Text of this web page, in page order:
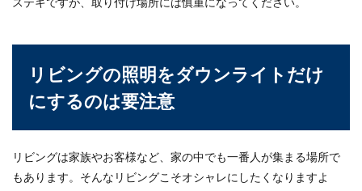
と日常生活で心がけること
冬になるとどうしても窓にできてしまう結露。結
露が発生するたびに拭き掃除をしても、永遠に終
わらないかも...
一人暮らしで使うタンスの大きさにつ
リビングの照明をダウンライトだけ
にするのは要注意
リビングは家族やお客様など、家の中でも一番人が集まる場所で
もあります。そんなリビングこそオシャレにしたくなりますよ